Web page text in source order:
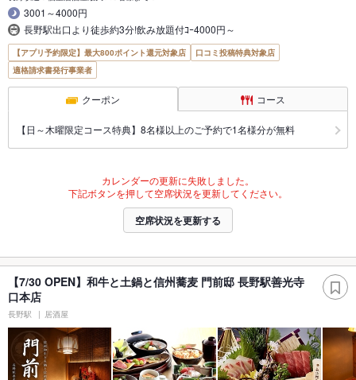
3001～4000円
長野駅出口より徒歩約3分!飲み放題付ｺｰ4000円～
【アプリ予約限定】最大800ポイント還元対象店
口コミ投稿特典対象店
適格請求書発行事業者
クーポン コース
【日～木曜限定コース特典】8名様以上のご予約で1名様分が無料
カレンダーの更新に失敗しました。
下記ボタンを押して空席状況を更新してください。
空席状況を更新する
【7/30 OPEN】和牛と土鍋と信州蕎麦 門前邸 長野駅善光寺
口本店
長野駅 居酒屋